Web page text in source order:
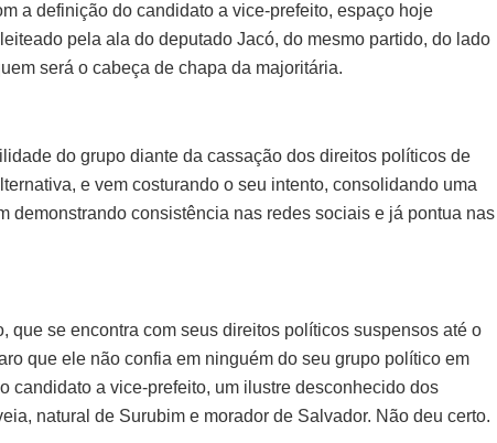
a definição do candidato a vice-prefeito, espaço hoje
pela ala do deputado Jacó, do mesmo partido, do lado
será o cabeça de chapa da majoritária.
do grupo diante da cassação dos direitos políticos de
e vem costurando o seu intento, consolidando uma
demonstrando consistência nas redes sociais e já pontua nas
que se encontra com seus direitos políticos suspensos até o
que ele não confia em ninguém do seu grupo político em
candidato a vice-prefeito, um ilustre desconhecido dos
natural de Surubim e morador de Salvador. Não deu certo.